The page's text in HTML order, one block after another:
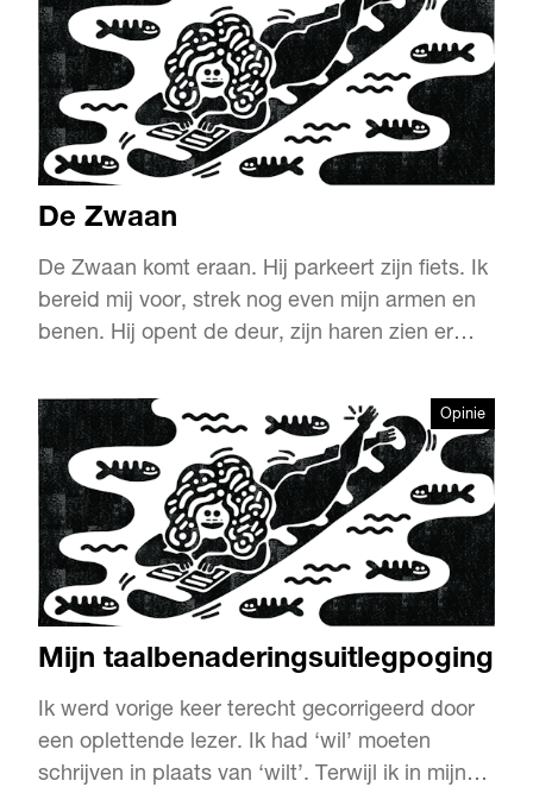
De Zwaan
De Zwaan komt eraan. Hij parkeert zijn fiets. Ik
bereid mij voor, strek nog even mijn armen en
benen. Hij opent de deur, zijn haren zien er
Hij ziet mij staan, maar is blijkbaar vergeten dat
we iets afgesproken hadden. Daarom zet ik in.
Hij volgt. We steken onze armen in de lucht…
Opinie
Mijn taalbenaderingsuitlegpoging
Ik werd vorige keer terecht gecorrigeerd door
een oplettende lezer. Ik had ‘wil’ moeten
schrijven in plaats van ‘wilt’. Terwijl ik in mijn